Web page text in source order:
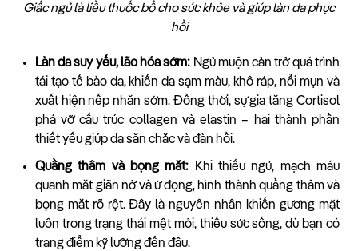
Giấc ngủ là liều thuốc bổ cho sức khỏe và giúp làn da phục
hồi
Làn da suy yếu, lão hóa sớm: Ngủ muộn cản trở quá trình
tái tạo tế bào da, khiến da sạm màu, khô ráp, nổi mụn và
xuất hiện nếp nhăn sớm. Đồng thời, sự gia tăng Cortisol
phá vỡ cấu trúc collagen và elastin – hai thành phần
thiết yếu giúp da săn chắc và đàn hồi.
Quầng thâm và bọng mắt:
Khi thiếu ngủ, mạch máu
quanh mắt giãn nở và ứ đọng, hình thành quầng thâm và
bọng mắt rõ rệt. Đây là nguyên nhân khiến gương mặt
luôn trong trạng thái mệt mỏi, thiếu sức sống, dù bạn có
trang điểm kỹ lưỡng đến đâu.